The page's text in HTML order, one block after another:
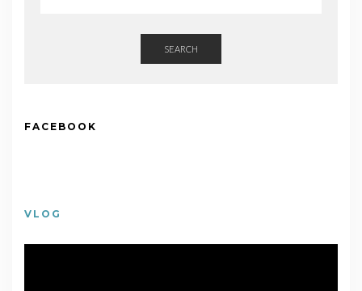
SEARCH
FACEBOOK
VLOG